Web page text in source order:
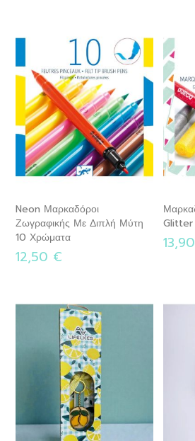
Neon Μαρκαδόροι
Ζωγραφικής Με Διπλή Μύτη
10 Χρώματα
12,50 €
Glitter